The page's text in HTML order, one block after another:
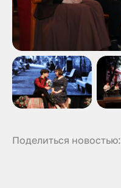
Поделиться новостью: